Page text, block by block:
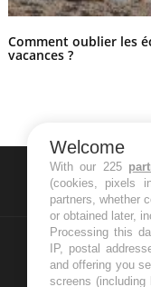
Comment oublier les
vacances ?
Recevez
infos santé
Welcome
With our 225
(cookies, pixels
partners, whether
or obtained later,
Processing this
IP, postal
and offering you
screens